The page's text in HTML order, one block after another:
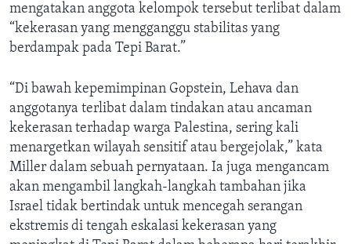
mengatakan anggota kelompok tersebut terlibat dalam
“kekerasan yang mengganggu stabilitas yang
berdampak pada Tepi Barat.”
“Di bawah kepemimpinan Gopstein, Lehava dan
anggotanya terlibat dalam tindakan atau ancaman
kekerasan terhadap warga Palestina, sering kali
menargetkan wilayah sensitif atau bergejolak,” kata
Miller dalam sebuah pernyataan. Ia juga mengancam
akan mengambil langkah-langkah tambahan jika
Israel tidak bertindak untuk mencegah serangan
ekstremis di tengah eskalasi kekerasan yang